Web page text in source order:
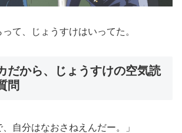
て、じょうすけはいってた。
だから、じょうすけの空気読
問
自分はなおさねえんだー。」